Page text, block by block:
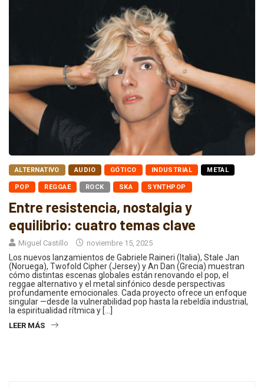
ALTERNATIVO AUDIO GÓTICO INDUSTRIAL METAL
POP REGGAE ROCK SKA SYNTHPOP
Entre resistencia, nostalgia y
equilibrio: cuatro temas clave
Miguel Castillo noviembre 15, 2025
Los nuevos lanzamientos de Gabriele Raineri (Italia), Stale Jan
(Noruega), Twofold Cipher (Jersey) y An Dan (Grecia) muestran
cómo distintas escenas globales están renovando el pop, el
reggae alternativo y el metal sinfónico desde perspectivas
profundamente emocionales. Cada proyecto ofrece un enfoque
singular —desde la vulnerabilidad pop hasta la rebeldía industrial,
la espiritualidad rítmica y […]
LEER MÁS